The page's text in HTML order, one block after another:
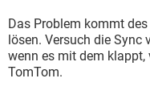
Das Problem kommt
lösen. Versuch die Sync
wenn es mit dem
TomTom.